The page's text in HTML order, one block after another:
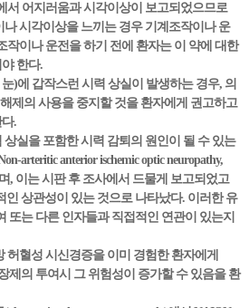
서 어지러움과 시각이상이 보고되었으므로
시각이상을 느끼는 경우 기계조작이나 운
작이나 운전을 하기 전에 환자는 이 약에 대한
한다.
)에 갑작스런 시력 상실이 발생하는 경우, 의
제의 사용을 중지할 것을 환자에게 권고하고
.
실을 포함한 시력 감퇴의 원인이 될 수 있는
arteritic anterior ischemic optic neuropathy,
, 이는 시판 후 조사에서 드물게 보고되었고
인 상관성이 있는 것으로 나타났다. 이러한 유
또는 다른 인자들과 직접적인 연관이 있는지
허혈성 시신경증을 이미 경험한 환자에게
제의 투여시 그 위험성이 증가할 수 있음을 환